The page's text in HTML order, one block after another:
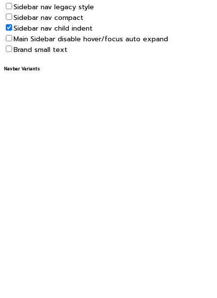
Sidebar nav legacy style
Sidebar nav compact
Sidebar nav child indent
Main Sidebar disable hover/focus auto expand
Brand small text
Navbar Variants